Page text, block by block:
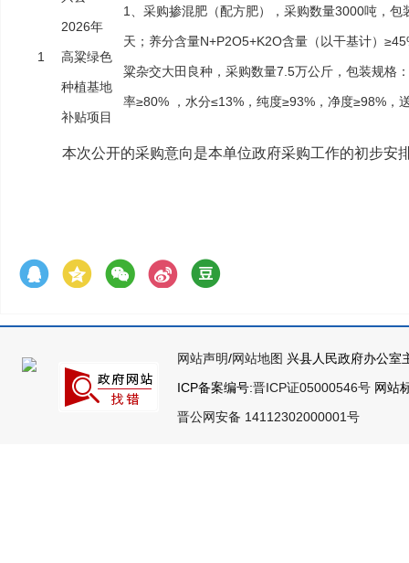
1
2026年
高粱绿色
种植基地
补贴项目
1、采购掺混肥（配方肥），采购数量3000吨，
天；养分含量N+P2O5+K2O含量（以干基计）
粱杂交大田良种，采购数量7.5万公斤，包装规格
率≥80% ，水分≤13%，纯度≥93%，净度≥98%，
本次公开的采购意向是本单位政府采购工作的初步安
网站声明/网站地图 兴县人民政府办公室
ICP备案编号:晋ICP证05000546号 网站
晋公网安备 14112302000001号